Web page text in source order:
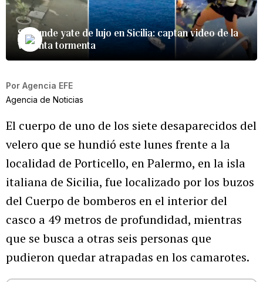
Se hunde yate de lujo en Sicilia: captan video de la
violenta tormenta
Por Agencia EFE
Agencia de Noticias
El cuerpo de uno de los siete desaparecidos del
velero que se hundió este lunes frente a la
localidad de Porticello, en Palermo, en la isla
italiana de Sicilia, fue localizado por los buzos
del Cuerpo de bomberos en el interior del
casco a 49 metros de profundidad, mientras
que se busca a otras seis personas que
pudieron quedar atrapadas en los camarotes.